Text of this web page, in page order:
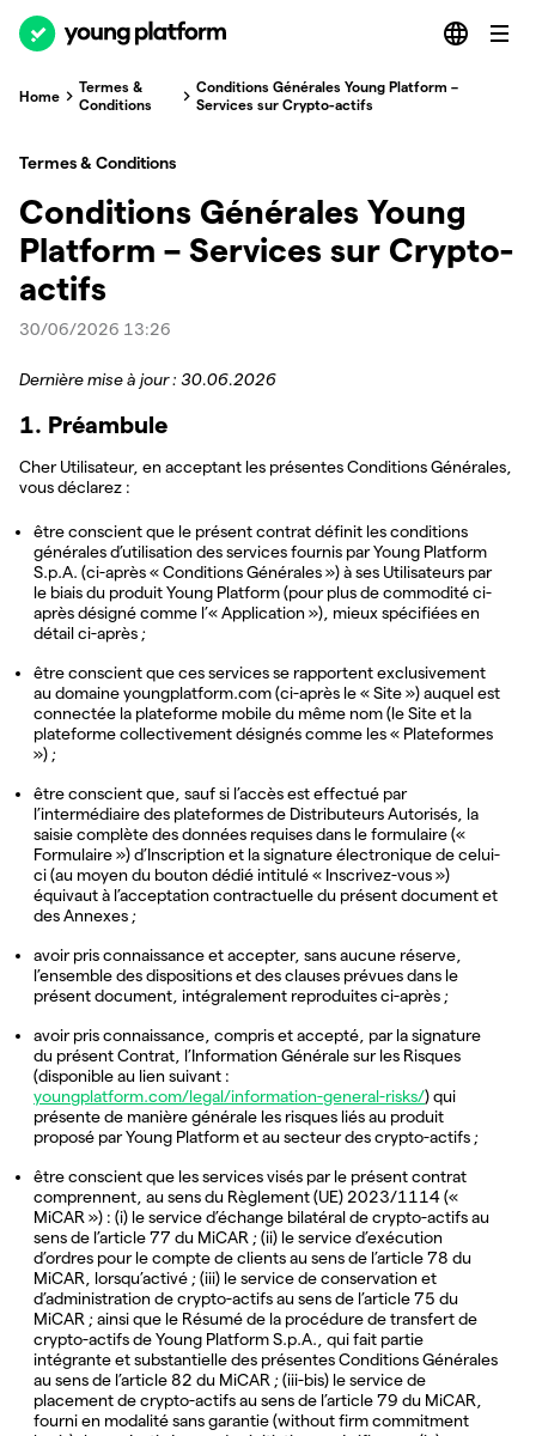
Home
Termes &
Conditions
Conditions Générales Young Platform –
Services sur Crypto-actifs
Termes & Conditions
Conditions Générales Young
Platform – Services sur Crypto-
actifs
30/06/2026 13:26
Dernière mise à jour : 30.06.2026
1. Préambule
Cher Utilisateur, en acceptant les présentes Conditions Générales,
vous déclarez :
être conscient que le présent contrat définit les conditions
générales d’utilisation des services fournis par Young Platform
S.p.A. (ci-après « Conditions Générales ») à ses Utilisateurs par
le biais du produit Young Platform (pour plus de commodité ci-
après désigné comme l’« Application »), mieux spécifiées en
détail ci-après ;
être conscient que ces services se rapportent exclusivement
au domaine youngplatform.com (ci-après le « Site ») auquel est
connectée la plateforme mobile du même nom (le Site et la
plateforme collectivement désignés comme les « Plateformes
») ;
être conscient que, sauf si l’accès est effectué par
l’intermédiaire des plateformes de Distributeurs Autorisés, la
saisie complète des données requises dans le formulaire («
Formulaire ») d’Inscription et la signature électronique de celui-
ci (au moyen du bouton dédié intitulé « Inscrivez-vous »)
équivaut à l’acceptation contractuelle du présent document et
des Annexes ;
avoir pris connaissance et accepter, sans aucune réserve,
l’ensemble des dispositions et des clauses prévues dans le
présent document, intégralement reproduites ci-après ;
avoir pris connaissance, compris et accepté, par la signature
du présent Contrat, l’Information Générale sur les Risques
(disponible au lien suivant :
youngplatform.com/legal/information-general-risks/) qui
présente de manière générale les risques liés au produit
proposé par Young Platform et au secteur des crypto-actifs ;
être conscient que les services visés par le présent contrat
comprennent, au sens du Règlement (UE) 2023/1114 («
MiCAR ») : (i) le service d’échange bilatéral de crypto-actifs au
sens de l’article 77 du MiCAR ; (ii) le service d’exécution
d’ordres pour le compte de clients au sens de l’article 78 du
MiCAR, lorsqu’activé ; (iii) le service de conservation et
d’administration de crypto-actifs au sens de l’article 75 du
MiCAR ; ainsi que le Résumé de la procédure de transfert de
crypto-actifs de Young Platform S.p.A., qui fait partie
intégrante et substantielle des présentes Conditions Générales
au sens de l’article 82 du MiCAR ; (iii-bis) le service de
placement de crypto-actifs au sens de l’article 79 du MiCAR,
fourni en modalité sans garantie (without firm commitment